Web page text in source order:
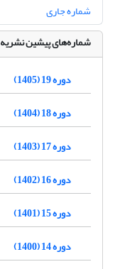
شماره جاری
شماره‌های پیشین نشریه
دوره 19 (1405)
دوره 18 (1404)
دوره 17 (1403)
دوره 16 (1402)
دوره 15 (1401)
دوره 14 (1400)